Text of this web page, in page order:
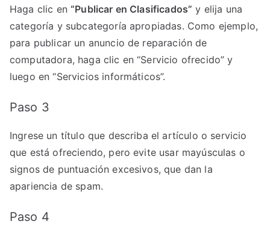
Haga clic en“Publicar en Clasificados” y elija una
categoría y subcategoría apropiadas. Como ejemplo,
para publicar un anuncio de reparación de
computadora, haga clic en “Servicio ofrecido” y
luego en “Servicios informáticos”.
Paso 3
Ingrese un título que describa el artículo o servicio
que está ofreciendo, pero evite usar mayúsculas o
signos de puntuación excesivos, que dan la
apariencia de spam.
Paso 4